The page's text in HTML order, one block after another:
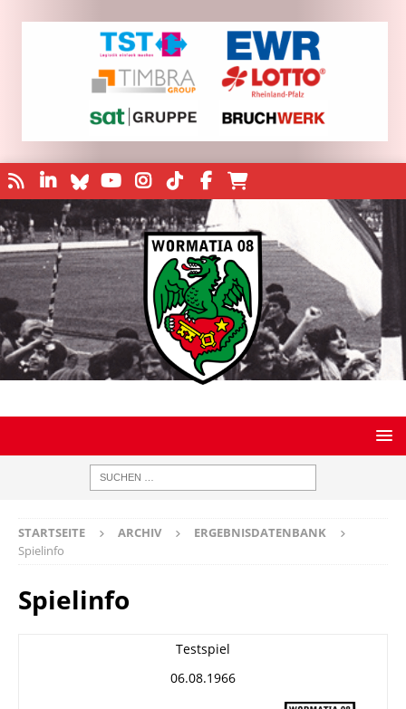
STARTSEITE ARCHIV
ERGEBNISDATENBANK
Spielinfo
Spielinfo
Testspiel
06.08.1966